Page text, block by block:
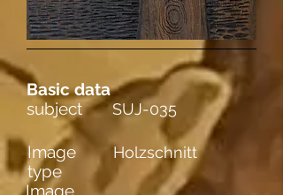
Basic data
Image
type
Holzschnitt
Image
subject SUJ-035